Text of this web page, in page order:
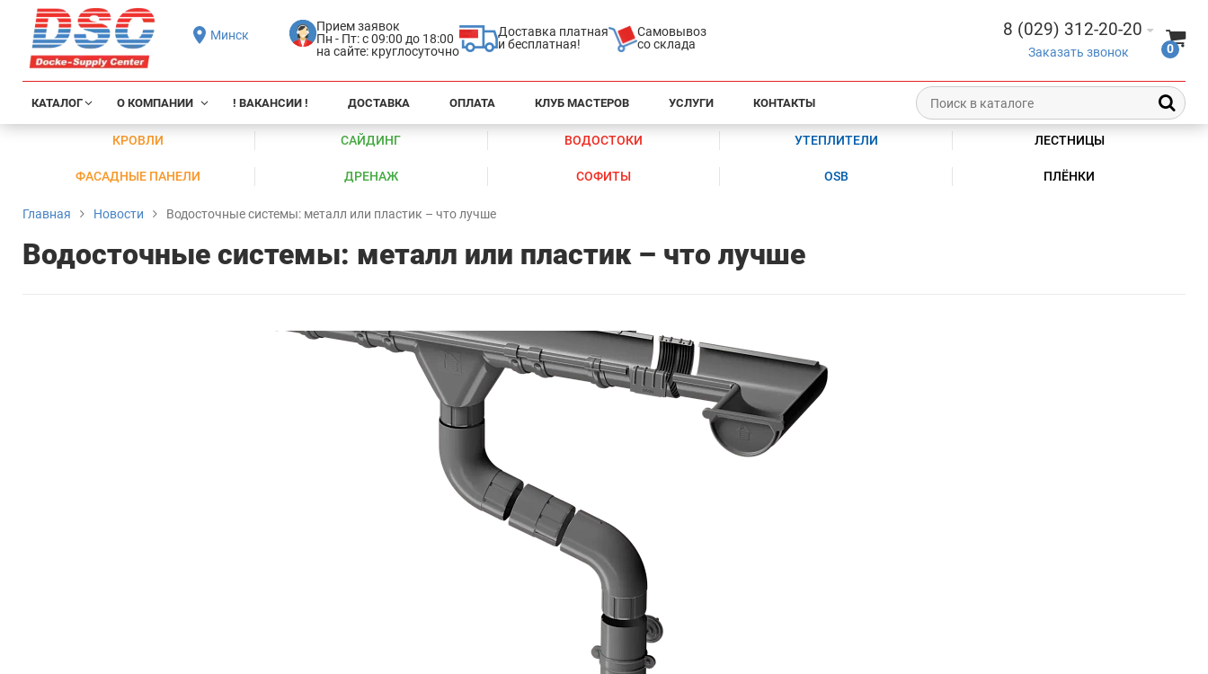
Минск
Прием заявок
Пн - Пт: с 09:00 до 18:00
на сайте: круглосуточно
Доставка платная
и бесплатная!
Самовывоз
со склада
8 (029) 312-20-20
Заказать звонок 0
КАТАЛОГ О КОМПАНИИ ! ВАКАНСИИ ! ДОСТАВКА ОПЛАТА КЛУБ МАСТЕРОВ УСЛУГИ КОНТАКТЫ
КРОВЛИ САЙДИНГ ВОДОСТОКИ УТЕПЛИТЕЛИ ЛЕСТНИЦЫ
ФАСАДНЫЕ ПАНЕЛИ ДРЕНАЖ СОФИТЫ OSB ПЛЁНКИ
Главная Новости Водосточные системы: металл или пластик – что лучше
Водосточные системы: металл или пластик – что лучше